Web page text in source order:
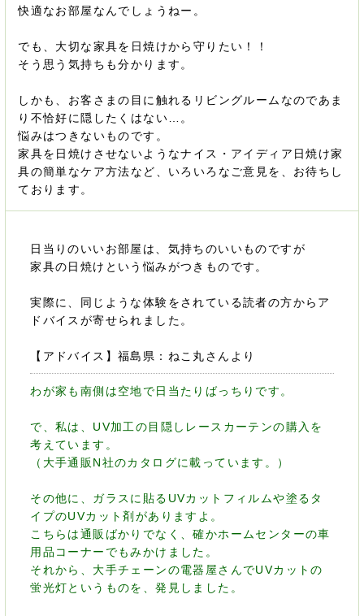
快適なお部屋なんでしょうねー。
でも、大切な家具を日焼けから守りたい！！
そう思う気持ちも分かります。
しかも、お客さまの目に触れるリビングルームなのであま
り不恰好に隠したくはない…。
悩みはつきないものです。
家具を日焼けさせないようなナイス・アイディア日焼け家
具の簡単なケア方法など、いろいろなご意見を、お待ちし
ております。
日当りのいいお部屋は、気持ちのいいものですが
家具の日焼けという悩みがつきものです。
実際に、同じような体験をされている読者の方からア
ドバイスが寄せられました。
【アドバイス】福島県：ねこ丸さんより
わが家も南側は空地で日当たりばっちりです。
で、私は、UV加工の目隠しレースカーテンの購入を
考えています。
（大手通販N社のカタログに載っています。）
その他に、ガラスに貼るUVカットフィルムや塗るタ
イプのUVカット剤がありますよ。
こちらは通販ばかりでなく、確かホームセンターの車
用品コーナーでもみかけました。
それから、大手チェーンの電器屋さんでUVカットの
蛍光灯というものを、発見しました。